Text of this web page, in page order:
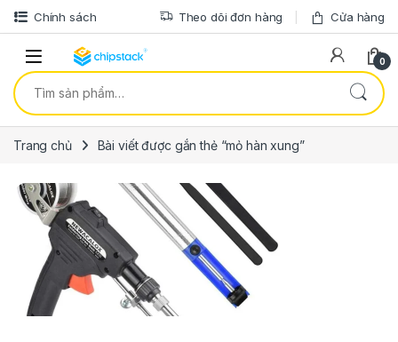
Bỏ qua để điều hướng
Bỏ qua nội dung
Chính sách Theo dõi đơn hàng Cửa hàng
0
Tìm kiếm:
Trang chủ Bài viết được gắn thẻ “mỏ hàn xung”